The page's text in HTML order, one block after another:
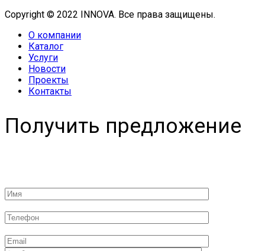
Copyright © 2022 INNOVA. Все права защищены.
О компании
Каталог
Услуги
Новости
Проекты
Контакты
Получить предложение